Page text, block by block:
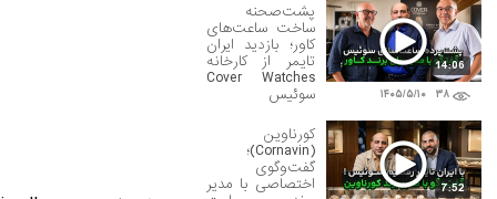
۳۸ ۱۴۰۵/۵/۱۰
14:06
پشت‌صحنه
ساخت ساعت‌های
کاور؛ بازدید ایران
تایمر از کارخانه
Cover Watches
سوئیس
7:52
کورناوین
(Cornavin)؛
گفت‌وگوی
اختصاصی با مدیر